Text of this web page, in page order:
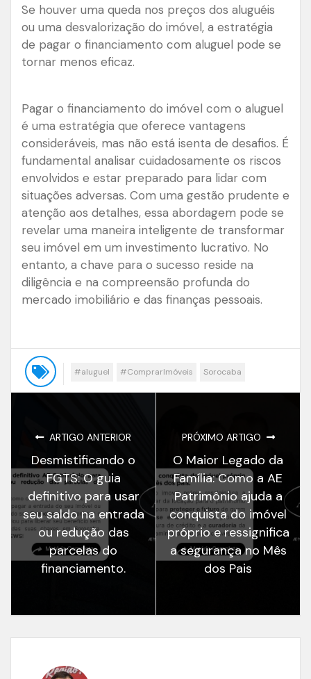
Se houver uma queda nos preços dos aluguéis
ou uma desvalorização do imóvel, a estratégia
de pagar o financiamento com aluguel pode se
tornar menos eficaz.
Pagar o financiamento do imóvel com o aluguel
é uma estratégia que oferece vantagens
consideráveis, mas não está isenta de desafios. É
fundamental analisar cuidadosamente os riscos
envolvidos e estar preparado para lidar com
situações adversas. Com uma gestão prudente e
atenção aos detalhes, essa abordagem pode se
revelar uma maneira inteligente de transformar
seu imóvel em um investimento lucrativo. No
entanto, a chave para o sucesso reside na
diligência e na compreensão profunda do
mercado imobiliário e das finanças pessoais.
#aluguel #ComprarImóveis Sorocaba
ARTIGO ANTERIOR
Desmistificando o
FGTS: O guia
definitivo para usar
seu saldo na entrada
ou redução das
parcelas do
financiamento.
PRÓXIMO ARTIGO
O Maior Legado da
Família: Como a AE
Patrimônio ajuda a
conquista do imóvel
próprio e ressignifica
a segurança no Mês
dos Pais